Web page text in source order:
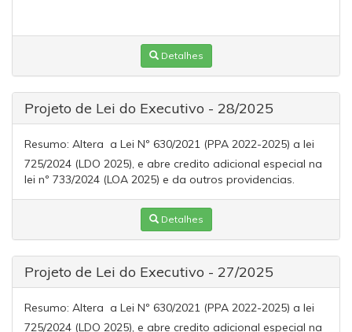
Detalhes
Projeto de Lei do Executivo - 28/2025
Resumo: Altera a Lei Nº 630/2021 (PPA 2022-2025) a lei
725/2024 (LDO 2025), e abre credito adicional especial na
lei nº 733/2024 (LOA 2025) e da outros providencias.
Detalhes
Projeto de Lei do Executivo - 27/2025
Resumo: Altera a Lei Nº 630/2021 (PPA 2022-2025) a lei
725/2024 (LDO 2025), e abre credito adicional especial na